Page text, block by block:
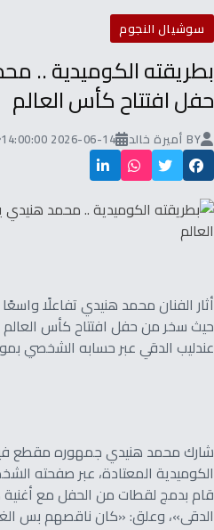
سوشيال النجوم
بطريقته الكوميدية ..
حفل افتتاح كأس العالم
BY أميرة خالد 2026-06-14 14:00:00
أثار الفنان محمد هنيدي تفاعلًا
حيث سخر من حفل افتتاح كأس العالم
عندليب الدقي عبر حسابه الشخصي
شارك محمد هنيدي جمهوره مقطع
الكوميدية المعتادة، عبر صفحته
قام بدمج لقطات من الحفل مع
الدقى»، وعلق: «كان ناقصهم بس